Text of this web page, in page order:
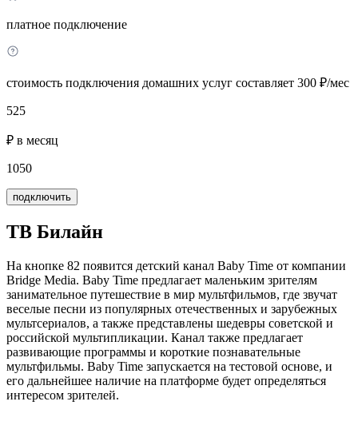
платное подключение
стоимость подключения домашних услуг составляет 300 ₽/мес
525
₽ в месяц
1050
подключить
ТВ Билайн
На кнопке 82 появится детский канал Baby Time от компании
Bridge Media. Baby Time предлагает маленьким зрителям
занимательное путешествие в мир мультфильмов, где звучат
веселые песни из популярных отечественных и зарубежных
мультсериалов, а также представлены шедевры советской и
российской мультипликации. Канал также предлагает
развивающие программы и короткие познавательные
мультфильмы. Baby Time запускается на тестовой основе, и
его дальнейшее наличие на платформе будет определяться
интересом зрителей.